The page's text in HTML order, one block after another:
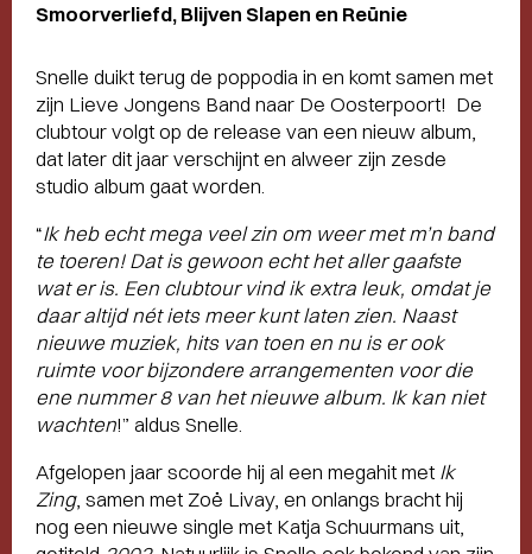
Smoorverliefd, Blijven Slapen en Reünie
Snelle duikt terug de poppodia in en komt samen met
zijn Lieve Jongens Band naar De Oosterpoort! De
clubtour volgt op de release van een nieuw album,
dat later dit jaar verschijnt en alweer zijn zesde
studio album gaat worden.
“Ik heb echt mega veel zin om weer met m’n band
te toeren! Dat is gewoon echt het aller gaafste
wat er is. Een clubtour vind ik extra leuk, omdat je
daar altijd nét iets meer kunt laten zien. Naast
nieuwe muziek, hits van toen en nu is er ook
ruimte voor bijzondere arrangementen voor die
ene nummer 8 van het nieuwe album. Ik kan niet
wachten!” aldus Snelle.
Afgelopen jaar scoorde hij al een megahit met Ik
Zing, samen met Zoë Livay, en onlangs bracht hij
nog een nieuwe single met Katja Schuurmans uit,